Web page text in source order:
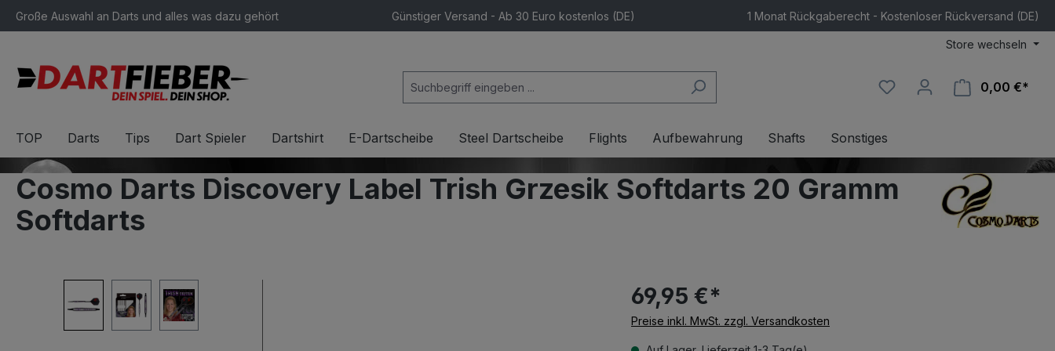
Zur Hauptnavigation springen
Große Auswahl an Darts und alles was dazu gehört Günstiger Versand - Ab 30 Euro kostenlos (DE) 1 Monat Rückgaberecht - Kostenloser Rückversand (DE)
Store wechseln
0,00 €*
TOP Darts Tips Dart Spieler Dartshirt E-Dartscheibe Steel Dartscheibe Flights Aufbewahrung Shafts Sonstiges
Cosmo Darts Discovery Label Trish Grzesik Softdarts 20 Gramm
Softdarts
69,95 €*
Preise inkl. MwSt. zzgl. Versandkosten